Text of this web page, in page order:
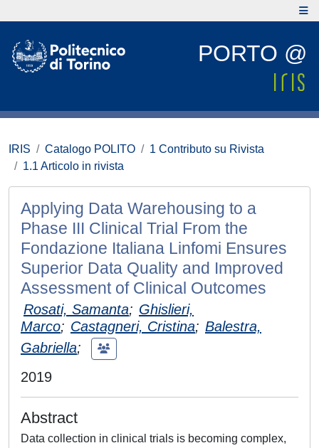
PORTO @
IRIS Catalogo POLITO
1 Contributo su Rivista
1.1 Articolo in rivista
Applying Data Warehousing to a
Phase III Clinical Trial From the
Fondazione Italiana Linfomi Ensures
Superior Data Quality and Improved
Assessment of Clinical Outcomes
Rosati, Samanta; Ghislieri,
Marco; Castagneri, Cristina; Balestra,
Gabriella;
2019
Abstract
Data collection in clinical trials is becoming complex,